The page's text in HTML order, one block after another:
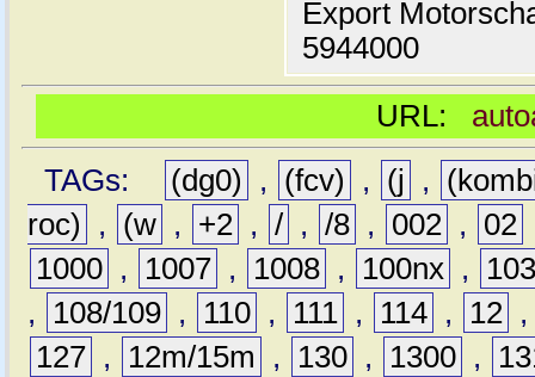
Export
5944000
URL:
TAGs:
(dg0) , (fcv) , (j ,
roc)
, (w , +2 , / , /8 , 002 , 02
1000 , 1007 , 1008 , 100nx ,
,
108/109 , 110 , 111 , 114 , 12
127 , 12m/15m , 130 , 1300 ,